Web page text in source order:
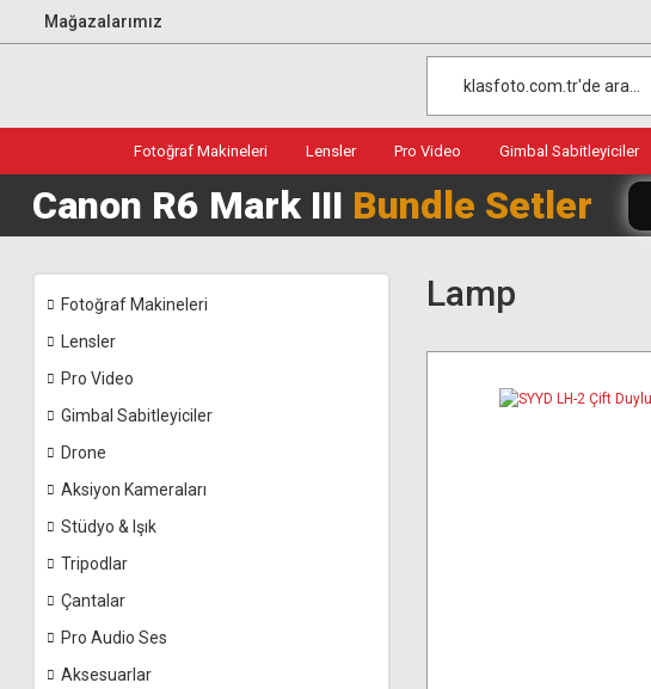
Mağazalarımız
Fotoğraf Makineleri Lensler Pro Video Gimbal Sabitleyiciler
Canon R6 Mark III Bundle Setler
Fotoğraf Makineleri
Lensler
Pro Video
Gimbal Sabitleyiciler
Drone
Aksiyon Kameraları
Stüdyo & Işık
Tripodlar
Çantalar
Pro Audio Ses
Aksesuarlar
Lamp